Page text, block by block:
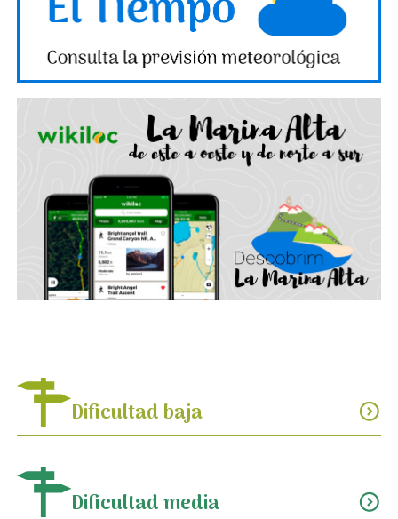
Dificultad baja expand_circle_down
Dificultad media expand_circle_down